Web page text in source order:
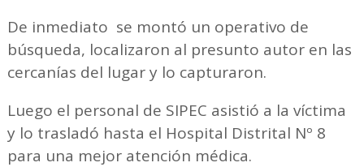
De inmediato se montó un operativo de
búsqueda, localizaron al presunto autor en las
cercanías del lugar y lo capturaron.
Luego el personal de SIPEC asistió a la víctima
y lo trasladó hasta el Hospital Distrital Nº 8
para una mejor atención médica.